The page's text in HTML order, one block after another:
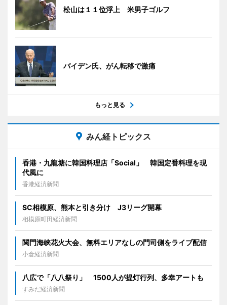
松山は１１位浮上 米男子ゴルフ
バイデン氏、がん転移で激痛
もっと見る
みん経トピックス
香港・九龍塘に韓国料理店「Social」 韓国定番料理を現
代風に
香港経済新聞
SC相模原、熊本と引き分け J3リーグ開幕
相模原町田経済新聞
関門海峡花火大会、無料エリアなしの門司側をライブ配信
小倉経済新聞
八広で「八八祭り」 1500人が提灯行列、多幸アートも
すみだ経済新聞